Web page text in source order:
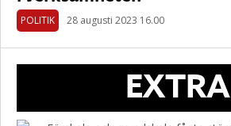
POLITIK 28 augusti 2023 16.00
EXTRA